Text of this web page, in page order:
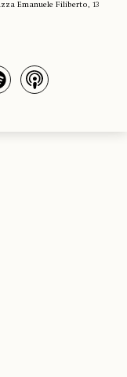
Emanuele Filiberto, 13